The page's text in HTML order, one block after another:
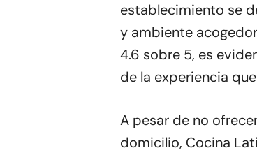
establecimiento se
y ambiente
4.6 sobre 5, es
de la experiencia
A pesar de no
domicilio, Cocina